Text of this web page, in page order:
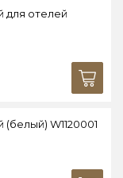
для отелей
W1120001